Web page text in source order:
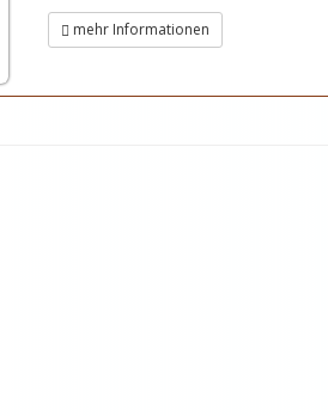
mehr Informationen